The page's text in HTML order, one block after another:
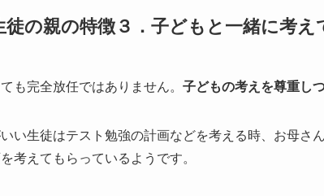
の親の特徴３．子どもと一緒に考え
も完全放任ではありません。 子どもの考えを尊重し
い生徒はテスト勉強の計画などを考える時、お母さ
考えてもらっているようです。